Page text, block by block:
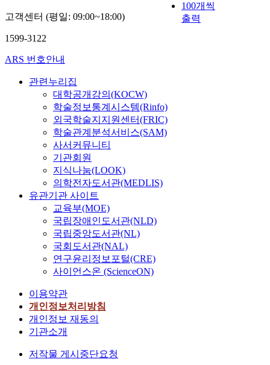
100개씩
출력
고객센터 (평일: 09:00~18:00)
1599-3122
ARS 번호안내
관련누리집
대학공개강의(KOCW)
학술정보통계시스템(Rinfo)
외국학술지지원센터(FRIC)
학술관계분석서비스(SAM)
사서커뮤니티
기관회원
지식나눔(LOOK)
의학전자도서관(MEDLIS)
유관기관 사이트
교육부(MOE)
국립장애인도서관(NLD)
국립중앙도서관(NL)
국회도서관(NAL)
연구윤리정보포털(CRE)
사이언스온 (ScienceON)
이용약관
개인정보처리방침
개인정보 재동의
기관소개
저작물 게시중단요청